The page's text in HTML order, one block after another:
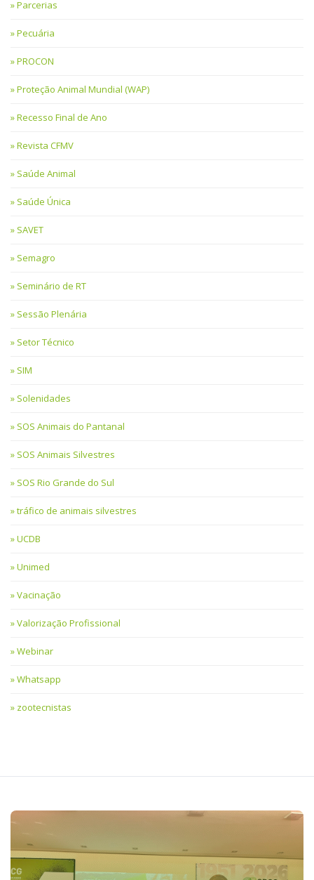
Parcerias
Pecuária
PROCON
Proteção Animal Mundial (WAP)
Recesso Final de Ano
Revista CFMV
Saúde Animal
Saúde Única
SAVET
Semagro
Seminário de RT
Sessão Plenária
Setor Técnico
SIM
Solenidades
SOS Animais do Pantanal
SOS Animais Silvestres
SOS Rio Grande do Sul
tráfico de animais silvestres
UCDB
Unimed
Vacinação
Valorização Profissional
Webinar
Whatsapp
zootecnistas